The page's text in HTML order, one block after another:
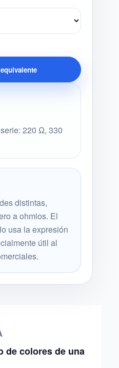
220 Ω, 330
distintas,
a ohmios. El
usa la expresión
útil al
de colores de una